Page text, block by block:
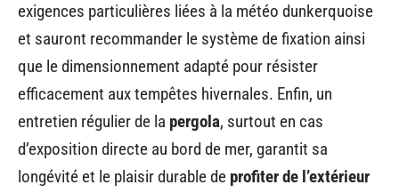
exigences particulières liées à la météo dunkerquoise
et sauront recommander le système de fixation ainsi
que le dimensionnement adapté pour résister
efficacement aux tempêtes hivernales. Enfin, un
entretien régulier de la pergola, surtout en cas
d’exposition directe au bord de mer, garantit sa
longévité et le plaisir durable de profiter de l’extérieur